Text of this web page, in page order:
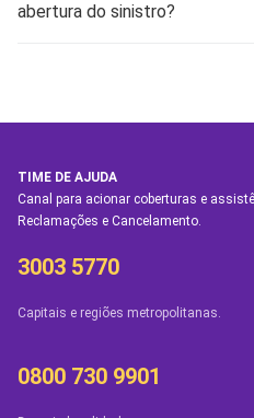
abertura do sinistro?
TIME DE AJUDA
Canal para acionar coberturas e
Reclamações e Cancelamento.
3003 5770
Capitais e regiões metropolitanas.
0800 730 9901